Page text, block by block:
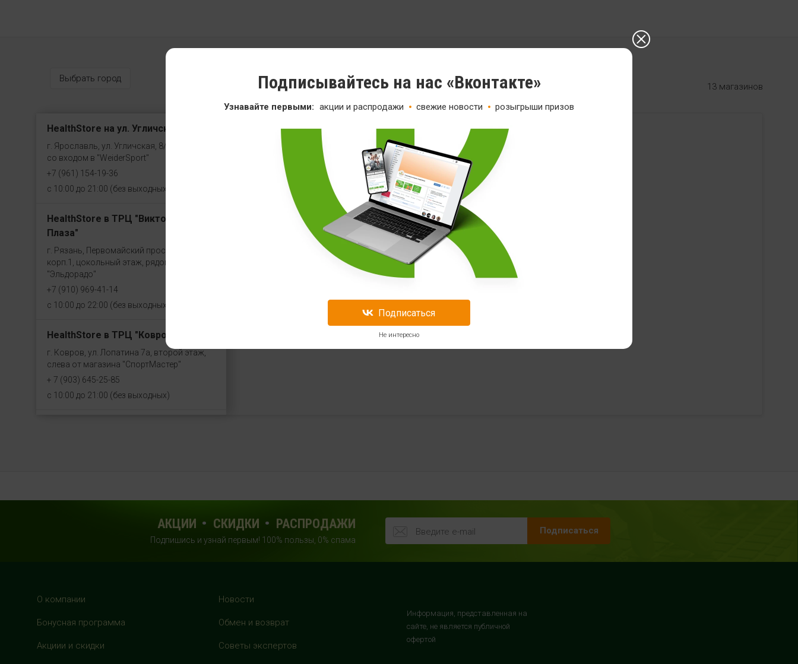
Выбрать город
13 магазинов
HealthStore на ул. Угличская
г. Ярославль, ул. Угличская, 8/46, рядом
со входом в "WeiderSport"
+7 (961) 154-19-36
с 10:00 до 21:00 (без выходных)
HealthStore в ТРЦ "Виктория
Плаза"
г. Рязань, Первомайский проспект, 70,
корп.1, цокольный этаж, рядом со входом
"Эльдорадо"
+7 (910) 969-41-14
с 10:00 до 22:00 (без выходных)
HealthStore в ТРЦ "Ковров-Молл"
г. Ковров, ул. Лопатина 7а, второй этаж,
слева от магазина "СпортМастер"
+ 7 (903) 645-25-85
с 10:00 до 21:00 (без выходных)
HealthStore в ТРЦ "Саларис"
+7 (963) 682-32- 02
HealthStore в ТРЦ "Райкин Плаза"
АКЦИИ СКИДКИ РАСПРОДАЖИ
Подпишись и узнай первым! 100% пользы, 0% спама
Подписаться
О компании
Бонусная программа
Акциии и скидки
Новости
Обмен и возврат
Советы экспертов
Информация, представленная на
сайте, не является публичной
офертой
Подписывайтесь на нас «Вконтакте»
Узнавайте первыми: акции и распродажи свежие новости розыгрыши призов
Подписаться
Не интересно